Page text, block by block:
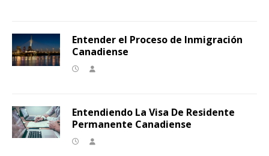
Entender el Proceso de Inmigración
Canadiense
Entendiendo La Visa De Residente
Permanente Canadiense